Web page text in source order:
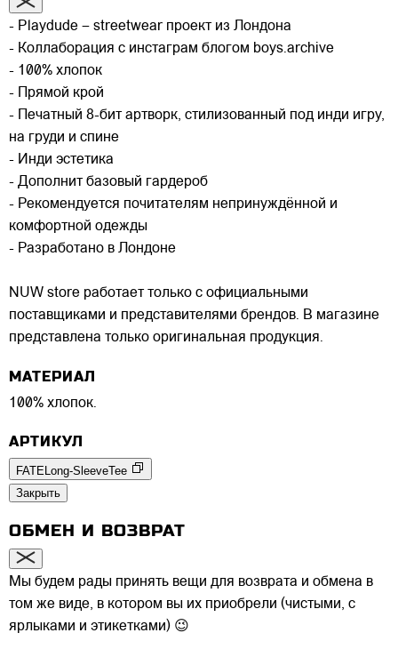
- Playdude – streetwear проект из Лондона
- Коллаборация с инстаграм блогом boys.archive
- 100% хлопок
- Прямой крой
- Печатный 8-бит артворк, стилизованный под инди игру,
на груди и спине
- Инди эстетика
- Дополнит базовый гардероб
- Рекомендуется почитателям непринуждённой и
комфортной одежды
- Разработано в Лондоне
NUW store работает только с официальными
поставщиками и представителями брендов. В магазине
представлена только оригинальная продукция.
МАТЕРИАЛ
100% хлопок.
АРТИКУЛ
FATELong-SleeveTee
Закрыть
ОБМЕН И ВОЗВРАТ
Мы будем рады принять вещи для возврата и обмена в
том же виде, в котором вы их приобрели (чистыми, с
ярлыками и этикетками) 😉